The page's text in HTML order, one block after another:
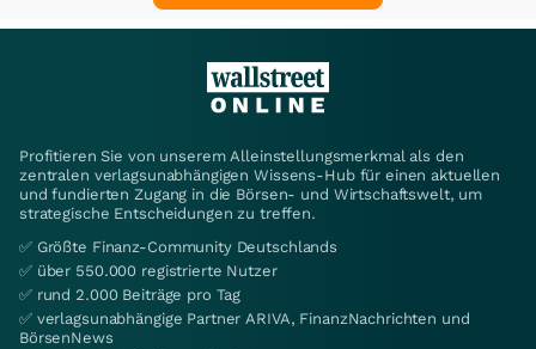
Profitieren Sie von unserem Alleinstellungsmerkmal als den
zentralen verlagsunabhängigen Wissens-Hub für einen aktuellen
und fundierten Zugang in die Börsen- und Wirtschaftswelt, um
strategische Entscheidungen zu treffen.
✅ Größte Finanz-Community Deutschlands
✅ über 550.000 registrierte Nutzer
✅ rund 2.000 Beiträge pro Tag
✅ verlagsunabhängige Partner ARIVA, FinanzNachrichten und
BörsenNews